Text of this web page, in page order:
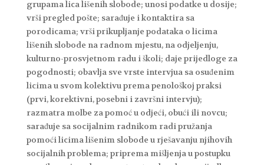
grupama lica lišenih slobode; unosi podatke u dosije;
vrši pregled pošte; sarađuje i kontaktira sa
porodicama; vrši prikupljanje podataka o licima
lišenih slobode na radnom mjestu, na odjeljenju,
kulturno-prosvjetnom radu i školi; daje prijedloge za
pogodnosti; obavlja sve vrste intervjua sa osuđenim
licima u svom kolektivu prema penološkoj praksi
(prvi, korektivni, posebni i završni intervju);
razmatra molbe za pomoć u odjeći, obući ili novcu;
sarađuje sa socijalnim radnikom radi pružanja
pomoći licima lišenim slobode u rješavanju njihovih
socijalnih problema; priprema mišljenja u postupku